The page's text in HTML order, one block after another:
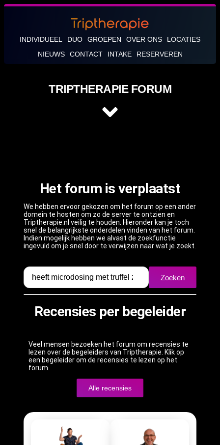
INDIVIDUEEL DUO GROEPEN OVER ONS
LOCATIES
NIEUWS
CONTACT INTAKE RESERVEREN
TRIPTHERAPIE FORUM
Het forum is verplaatst
We hebben ervoor gekozen om het forum op een ander
domein te hosten om zo de server te ontzien en
Triptherapie.nl veilig te houden. Hieronder kan je toch
snel de belangrijkste onderdelen vinden van het forum.
Indien mogelijk hebben we alvast de zoekfunctie
ingevuld om je snel door te verwijzen naar wat je zoekt.
Zoeken
Recensies per begeleider
Veel mensen bezoeken het forum om recensies te
lezen over de begeleiders van Triptherapie. Klik op
een begeleider om de recensies te lezen op het
forum.
Alle recensies